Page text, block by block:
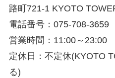
路町721-1 KYOTO
電話番号：075-708-3659
営業時間：11:00～23:00
定休日：不定休(KYOTO
る)